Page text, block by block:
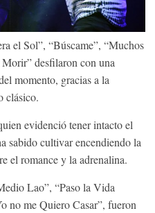
el Sol”, “Búscame”, “Muchos
desfilaron con una
momento, gracias a la
clásico.
evidenció tener intacto el
sabido cultivar encendiendo la
el romance y la adrenalina.
Lao”, “Paso la Vida
no me Quiero Casar”, fueron